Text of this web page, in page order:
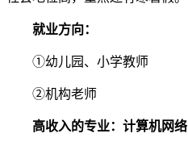
就业方向：
①幼儿园、小学教师
②机构老师
高收入的专业：计算机网络